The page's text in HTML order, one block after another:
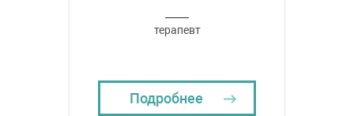
терапевт
Подробнее